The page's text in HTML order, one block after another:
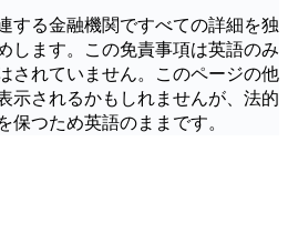
する金融機関ですべての詳細を独
します。この免責事項は英語のみ
されていません。このページの他
示されるかもしれませんが、法的
つため英語のままです。